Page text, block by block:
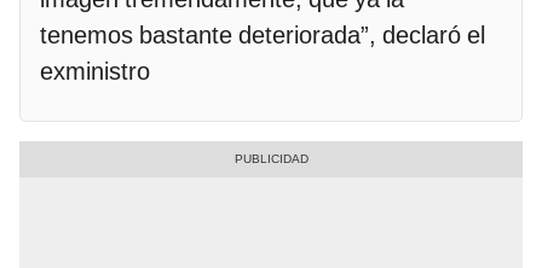
tenemos bastante deteriorada”, declaró el
exministro